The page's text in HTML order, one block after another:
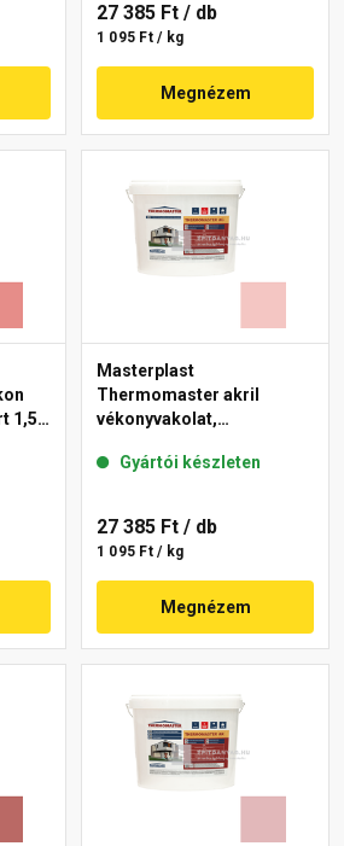
27 385 Ft / db
1 095 Ft / kg
Megnézem
1,5
Masterplast
Thermomaster akril
vékonyvakolat,
21-F 25 kg
Gyártói készleten
27 385 Ft / db
1 095 Ft / kg
Megnézem